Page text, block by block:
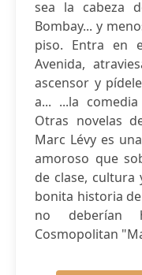
sea la cabeza
Bombay... y
piso. Entra en
Avenida,
ascensor y
a... ...la
Otras novelas
Marc Lévy es
amoroso que
de clase, cultura
bonita historia
no deberían
Cosmopolitan